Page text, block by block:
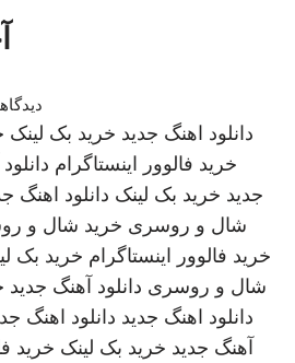
دانلود اهنگ جدید خرید بک لینک
خرید فالوور اینستاگرام
جدید خرید بک لینک دانلود اهنگ
شال و روسری خرید شال و
خرید فالوور اینستاگرام خرید بک
شال و روسری دانلود آهنگ جدید
دانلود اهنگ جدید دانلود اهنگ
آهنگ جدید خرید بک لینک خرید